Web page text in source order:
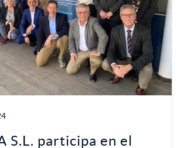
S.L. participa en el